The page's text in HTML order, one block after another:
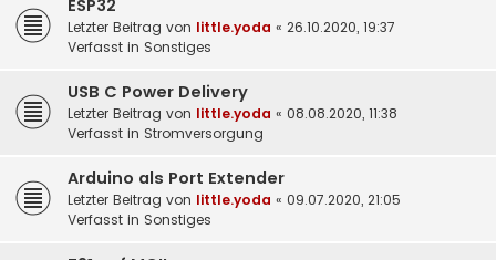
ESP32
Letzter Beitrag von little.yoda « 26.10.2020, 19:37
Verfasst in Sonstiges
USB C Power Delivery
Letzter Beitrag von little.yoda « 08.08.2020, 11:38
Verfasst in Stromversorgung
Arduino als Port Extender
Letzter Beitrag von little.yoda « 09.07.2020, 21:05
Verfasst in Sonstiges